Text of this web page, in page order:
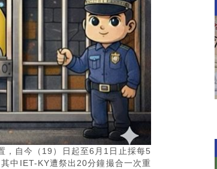
，自今（19）日起至6月1日止採每5
中IET-KY遭祭出20分鐘撮合一次重